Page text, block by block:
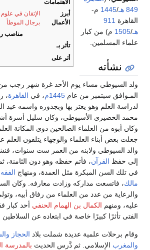
الاهتمامات
أبرز
الأعمال
الإتقان في
برجال الموطأ
مناصب
تأثر بـ
أثر على
849 هـ
/
1445 م-
القاهرة 911
هـ/
1505 م) من كبار
علماء المسلمين.
نشأته
ولد السيوطي مساء يوم الأحد غرة شهر رجب
المـوافق سبتمبر من عام 1445م ، في القاهرة،
لدراسة العلم وهو يعتز بها وبجذوره واسمه عبد
محمد الخضيري الأسيوطي، وكان سليل أسرة
وكان أبوه من العلماء الصالحين ذوي المكانة
جعلت بعض أبناء العلماء والوجهاء يتلقون
والد السيوطي ولابنه من العمر ست سنوات،
إلى حفظ القرآن، فأتم حفظه وهو دون
في تلك السن المبكرة مثل العمدة، ومنهاج الفقه
مالك، فاتسعت مداركه وزادت معارفه. وكان
والرعاية من عدد من العلماء من رفاق أبيه،
عليه، ومنهم الكمال بن الهمام الحنفي أحد كبار
الفتى تأثرًا كبيرًا خاصة في ابتعاده عن السلاطين
وقام برحلات علمية عديدة شملت بلاد الحجاز
والمغرب الإسلامي. ثم دَّرس الحديث بالمدرسة